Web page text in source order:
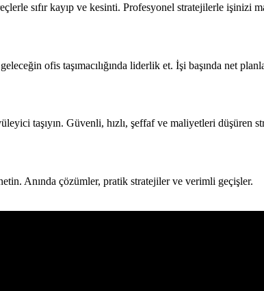
sıfır kayıp ve kesinti. Profesyonel stratejilerle işinizi
ofis taşımacılığında liderlik et. İşi başında net
taşıyın. Güvenli, hızlı, şeffaf ve maliyetleri düşüren
Anında çözümler, pratik stratejiler ve verimli geçişler.